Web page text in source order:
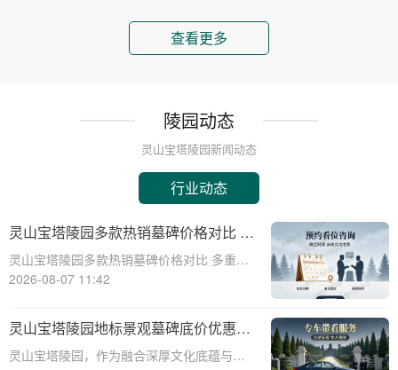
查看更多
陵园动态
灵山宝塔陵园新闻动态
行业动态
灵山宝塔陵园多款热销墓碑价格对比 多
重优惠组合省钱指南
灵山宝塔陵园多款热销墓碑价格对比 多重优
惠组合省钱指南☎ 灵山宝塔陵园电话:400-
离死别的时刻。当亲人离去，选择一个合适
的安息之地，不仅是对逝者的尊重
2026-08-07 11:42
灵山宝塔陵园地标景观墓碑底价优惠，
免费班车接送，购墓即享
灵山宝塔陵园，作为融合深厚文化底蕴与宗